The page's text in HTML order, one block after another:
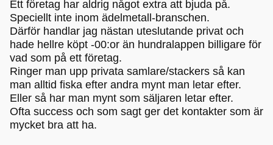
Ett företag har aldrig något extra att bjuda på.
Speciellt inte inom ädelmetall-branschen.
Därför handlar jag nästan uteslutande privat och
hade hellre köpt -00:or än hundralappen billigare för
vad som på ett företag.
Ringer man upp privata samlare/stackers så kan
man alltid fiska efter andra mynt man letar efter.
Eller så har man mynt som säljaren letar efter.
Ofta success och som sagt ger det kontakter som är
mycket bra att ha.